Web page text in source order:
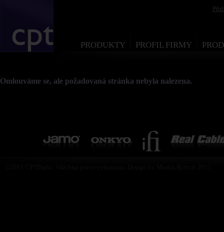
PRODUKTY PROFIL FIRMY
Omlouváme se, ale požadovaná stránka nebyla nalezena.